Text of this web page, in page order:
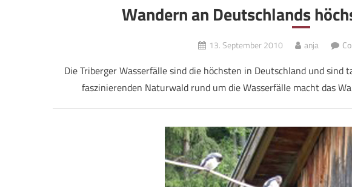
Wandern an Deutschlands
13. September 2010 anja
Die Triberger Wasserfälle sind die höchsten in Deutschland und sind
faszinierenden Naturwald rund um die Wasserfälle macht das